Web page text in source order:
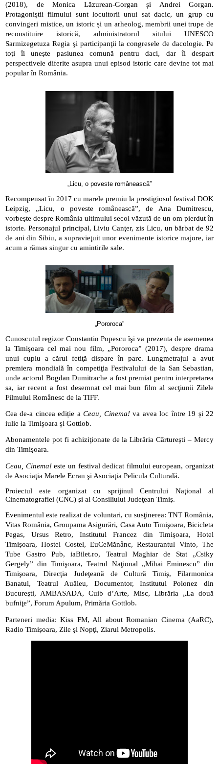
(2018), de Monica Lăzurean-Gorgan și Andrei Gorgan.
Protagoniștii filmului sunt locuitorii unui sat dacic, un grup cu
convingeri mistice, un istoric și un arheolog, membrii unei trupe de
reconstituire istorică, administratorul sitului UNESCO
Sarmizegetuza Regia şi participanţii la congresele de dacologie. Pe
toţi îi uneşte pasiunea comună pentru daci, dar îi despart
perspectivele diferite asupra unui episod istoric care devine tot mai
popular în România.
„Licu, o poveste românească”
Recompensat în 2017 cu marele premiu la prestigiosul festival DOK
Leipzig, „Licu, o poveste românească”, de Ana Dumitrescu,
vorbeşte despre România ultimului secol văzută de un om pierdut în
istorie. Personajul principal, Liviu Canţer, zis Licu, un bărbat de 92
de ani din Sibiu, a supravieţuit unor evenimente istorice majore, iar
acum a rămas singur cu amintirile sale.
„Pororoca”
Cunoscutul regizor Constantin Popescu îşi va prezenta de asemenea
la Timişoara cel mai nou film, „Pororoca” (2017), despre drama
unui cuplu a cărui fetiţă dispare în parc. Lungmetrajul a avut
premiera mondială în competiţia Festivalului de la San Sebastian,
unde actorul Bogdan Dumitrache a fost premiat pentru interpretarea
sa, iar recent a fost desemnat cel mai bun film al secţiunii Zilele
Filmului Românesc de la TIFF.
Cea de-a cincea ediție a Ceau, Cinema! va avea loc între 19 și 22
iulie la Timișoara și Gottlob.
Abonamentele pot fi achiziţionate de la Librăria Cărtureşti – Mercy
din Timişoara.
Ceau, Cinema! este un festival dedicat filmului european, organizat
de Asociaţia Marele Ecran şi Asociaţia Pelicula Culturală.
Proiectul este organizat cu sprijinul Centrului Naţional al
Cinematografiei (CNC) şi al Consiliului Judeţean Timiş.
Evenimentul este realizat de voluntari, cu susţinerea: TNT România,
Vitas România, Groupama Asigurări, Casa Auto Timişoara, Bicicleta
Pegas, Ursus Retro, Institutul Francez din Timişoara, Hotel
Timişoara, Hostel Costel, EuCeMănânc, Restaurantul Vinto, The
Tube Gastro Pub, iaBilet.ro, Teatrul Maghiar de Stat „Csiky
Gergely” din Timişoara, Teatrul Naţional „Mihai Eminescu” din
Timişoara, Direcţia Judeţeană de Cultură Timiş, Filarmonica
Banatul, Teatrul Auăleu, Documentor, Institutul Polonez din
Bucureşti, AMBASADA, Cuib d’Arte, Misc, Librăria „La două
bufniţe”, Forum Apulum, Primăria Gottlob.
Parteneri media: Kiss FM, All about Romanian Cinema (AaRC),
Radio Timişoara, Zile şi Nopţi, Ziarul Metropolis.